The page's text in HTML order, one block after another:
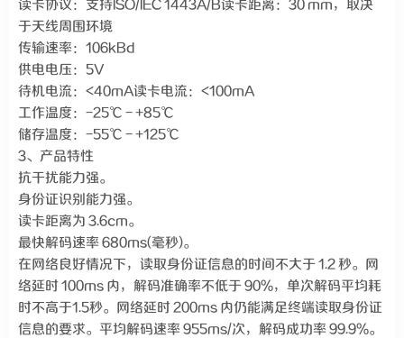
读卡协议：支持ISO/IEC 1443A/B读卡距离：30 mm，取决
于天线周围环境
传输速率：106kBd
供电电压：5V
待机电流：<40mA读卡电流：<100mA
工作温度：-25℃ - +85℃
储存温度：-55℃ - +125℃
3、产品特性
抗干扰能力强。
身份证识别能力强。
读卡距离为 3.6cm。
最快解码速率 680ms(毫秒)。
在网络良好情况下，读取身份证信息的时间不大于 1.2 秒。网
络延时 100ms 内，解码准确率不低于 90%，单次解码平均耗
时不高于1.5秒。网络延时 200ms 内仍能满足终端读取身份证
信息的要求。平均解码速率 955ms/次，解码成功率 99.9%。